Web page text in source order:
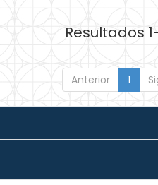
Resultados
Anterior 1